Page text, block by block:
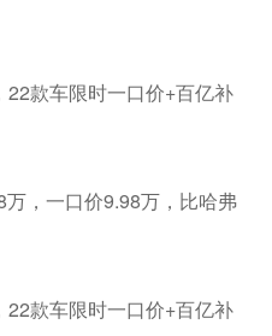
，一口价9.98万，比哈弗